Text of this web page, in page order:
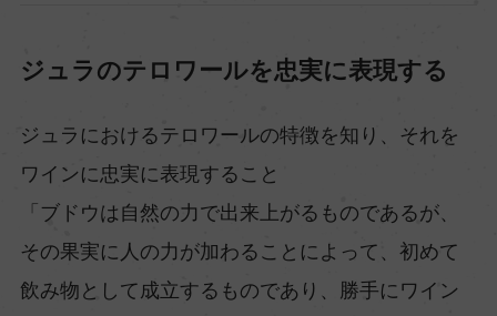
ジュラのテロワールを忠実に表現する
ジュラにおけるテロワールの特徴を知り、それを
ワインに忠実に表現すること
「ブドウは自然の力で出来上がるものであるが、
その果実に人の力が加わることによって、初めて
飲み物として成立するものであり、勝手にワイン